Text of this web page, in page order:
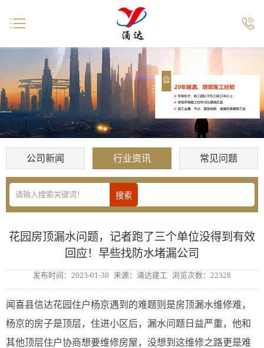
公司新闻 行业资讯 常见问题
花园房顶漏水问题，记者跑了三个单位没得到有效
回应！早些找防水堵漏公司
发布时间：2023-01-30 来源：涌达建工 浏览次数：22328
闻喜县信达花园住户杨京遇到的难题则是房顶漏水维修难，
杨京的房子是顶层，住进小区后，漏水问题日益严重，他和
其他顶层住户协商想要维修房屋，没想到这维修之路更是难
 